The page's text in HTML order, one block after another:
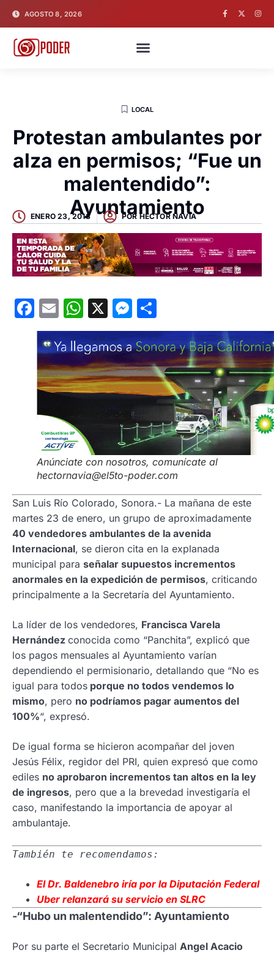
AGOSTO 8, 2026
LOCAL
Protestan ambulantes por
alza en permisos; “Fue un
malentendido”:
Ayuntamiento
ENERO 23, 2018 POR HECTOR NAVIA
Facebook
EmailWhatsApp
X Messenger
Anúnciate con nosotros, comunícate al
hectornavia@el5to-poder.com
San Luis Río Colorado, Sonora.- La mañana de este
martes 23 de enero, un grupo de aproximadamente
40 vendedores ambulantes de la avenida
Internacional, se dieron cita en la explanada
municipal para señalar supuestos incrementos
anormales en la expedición de permisos, criticando
principalmente a la Secretaría del Ayuntamiento.
La líder de los vendedores, Francisca Varela
Hernández conocida como “Panchita”, explicó que
los pagos mensuales al Ayuntamiento varían
dependiendo el permisionario, detallando que “No es
igual para todos porque no todos vendemos lo
mismo, pero no podríamos pagar aumentos del
100%“, expresó.
De igual forma se hicieron acompañar del joven
Jesús Félix, regidor del PRI, quien expresó que como
ediles no aprobaron incrementos tan altos en la ley
de ingresos, pero que a la brevedad investigaría el
caso, manifestando la importancia de apoyar al
ambulantaje.
También te recomendamos:
El Dr. Baldenebro iría por la Diputación Federal
Uber relanzará su servicio en SLRC
-“Hubo un malentendido”: Ayuntamiento
Por su parte el Secretario Municipal Angel Acacio